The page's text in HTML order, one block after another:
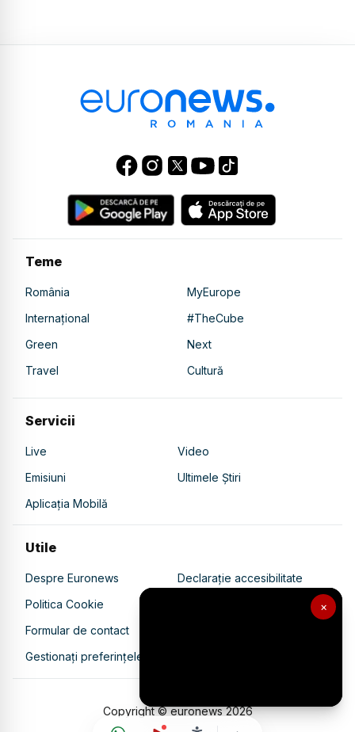
×
Teme
România
MyEurope
Internațional
#TheCube
Green
Next
Travel
Cultură
Servicii
Live
Video
Emisiuni
Ultimele Știri
Aplicația Mobilă
Utile
Despre Euronews
Declarație accesibilitate
Politica Cookie
Politica de confidențialitate
Formular de contact
Gestionați preferințele
Copyright © euronews2026